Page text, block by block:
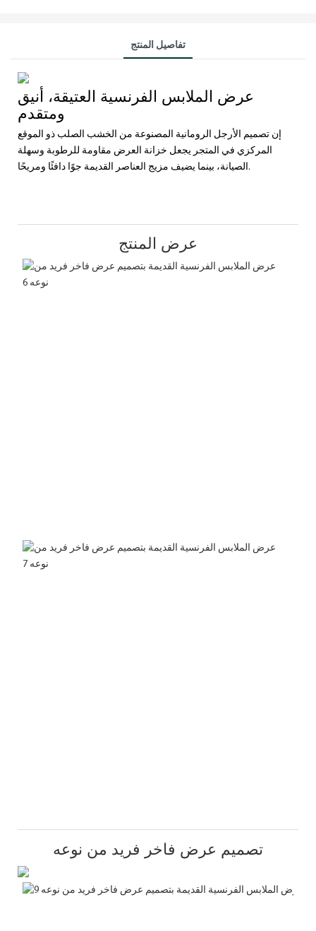
تفاصيل المنتج
عرض الملابس الفرنسية العتيقة، أنيق
ومتقدم
إن تصميم الأرجل الرومانية المصنوعة من الخشب الصلب ذو الموقع
المركزي في المتجر يجعل خزانة العرض مقاومة للرطوبة وسهلة
الصيانة، بينما يضيف مزيج العناصر القديمة جوًا دافئًا ومريحًا.
عرض المنتج
تصميم عرض فاخر فريد من نوعه